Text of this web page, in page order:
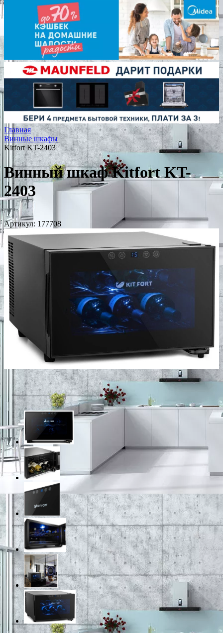
Главная
Винные шкафы
Kitfort KT-2403
Винный шкаф Kitfort KT-
2403
Артикул: 177708